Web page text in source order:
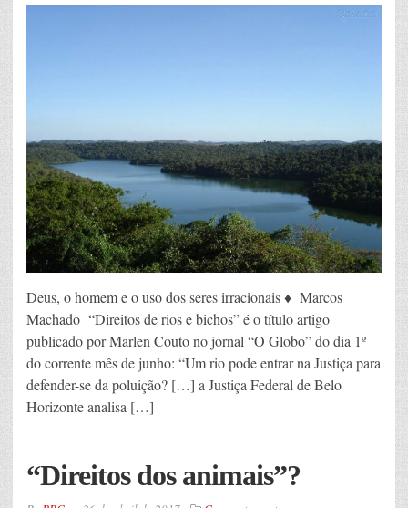
Deus, o homem e o uso dos seres irracionais ♦ Marcos
Machado “Direitos de rios e bichos” é o título artigo
publicado por Marlen Couto no jornal “O Globo” do dia 1º
do corrente mês de junho: “Um rio pode entrar na Justiça para
defender-se da poluição? […] a Justiça Federal de Belo
Horizonte analisa […]
“Direitos dos animais”?